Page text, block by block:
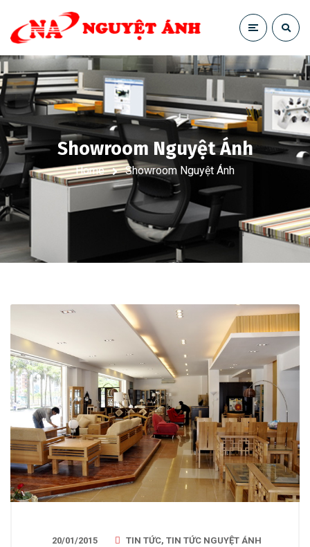
Showroom Nguyệt Ánh
Home Showroom Nguyệt Ánh
20/01/2015 TIN TỨC, TIN TỨC NGUYỆT ÁNH